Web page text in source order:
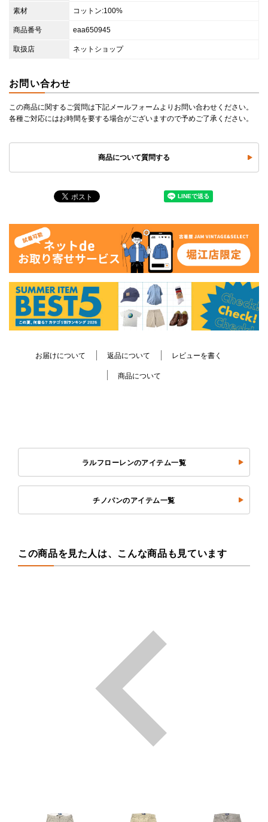
素材 コットン:100%
商品番号 eaa650945
取扱店 ネットショップ
お問い合わせ
この商品に関するご質問は下記メールフォームよりお問い合わせください。
各種ご対応にはお時間を要する場合がございますので予めご了承ください。
商品について質問する
お届けについて 返品について レビューを書く
商品について
ラルフローレンのアイテム一覧
チノパンのアイテム一覧
この商品を見た人は、こんな商品も見ています